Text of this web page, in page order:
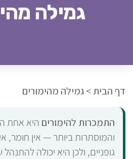
גמילה
דף הבית>גמילה מהימורים
התמכרות להימורים היא אחת
והמוסתרות ביותר — אין חומר,
גופניים, ולכן היא יכולה